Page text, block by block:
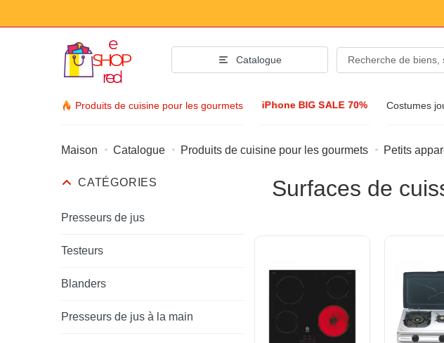
Catalogue
Produits de cuisine pour les gourmets iPhone BIG SALE 70% Costumes
Accessoires de mode
Vêtements et chaussures
Montre-bracelet
Maison Catalogue Produits de cuisine pour les gourmets Petits
CATÉGORIES
Presseurs de jus
Testeurs
Blanders
Presseurs de jus à la main
Surfaces de